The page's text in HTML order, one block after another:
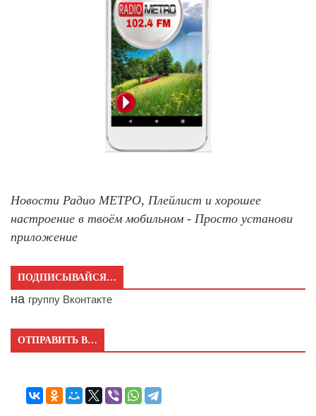
Новости Радио МЕТРО, Плейлист и хорошее
настроение в твоём мобильном - Просто установи
приложение
ПОДПИСЫВАЙСЯ…
на группу Вконтакте
ОТПРАВИТЬ В…